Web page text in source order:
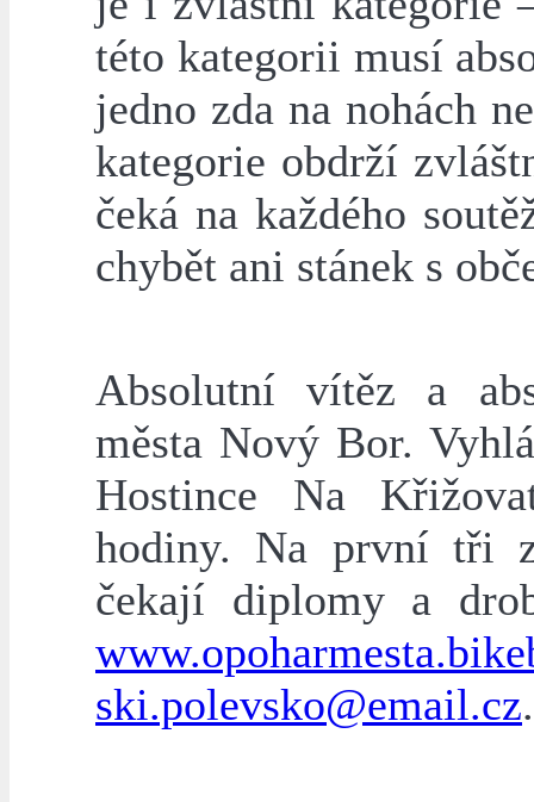
této kategorii musí
jedno zda na nohách
kategorie obdrží
čeká na každého
chybět ani stánek s
Absolutní vítěz a
města Nový Bor.
Hostince Na
hodiny. Na první tři
čekají diplomy a
ski.polevsko@email.cz.